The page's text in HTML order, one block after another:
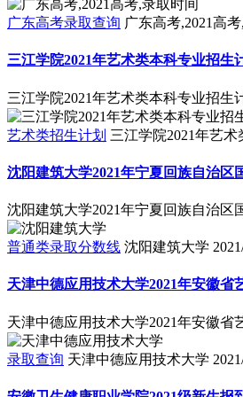
广东高考录取查询 广东高考,2021高
三江学院2021年艺术类本科专业招生
三江学院2021年艺术类本科专业招生
艺术类招生计划 三江学院2021年艺
沈阳建筑大学2021年宁夏回族自治区
沈阳建筑大学2021年宁夏回族自治区
普通类录取分数线 沈阳建筑大学
天津中德应用技术大学2021年安徽省
天津中德应用技术大学2021年安徽省
录取查询 天津中德应用技术大学